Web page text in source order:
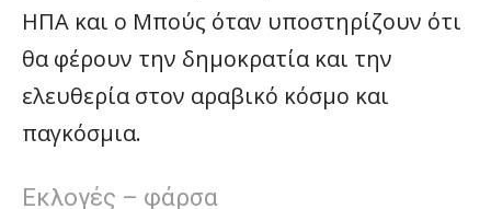
ΗΠΑ και ο Μπούς όταν υποστηρίζουν ότι
θα φέρουν την δημοκρατία και την
ελευθερία στον αραβικό κόσμο και
παγκόσμια.
Εκλογές – φάρσα